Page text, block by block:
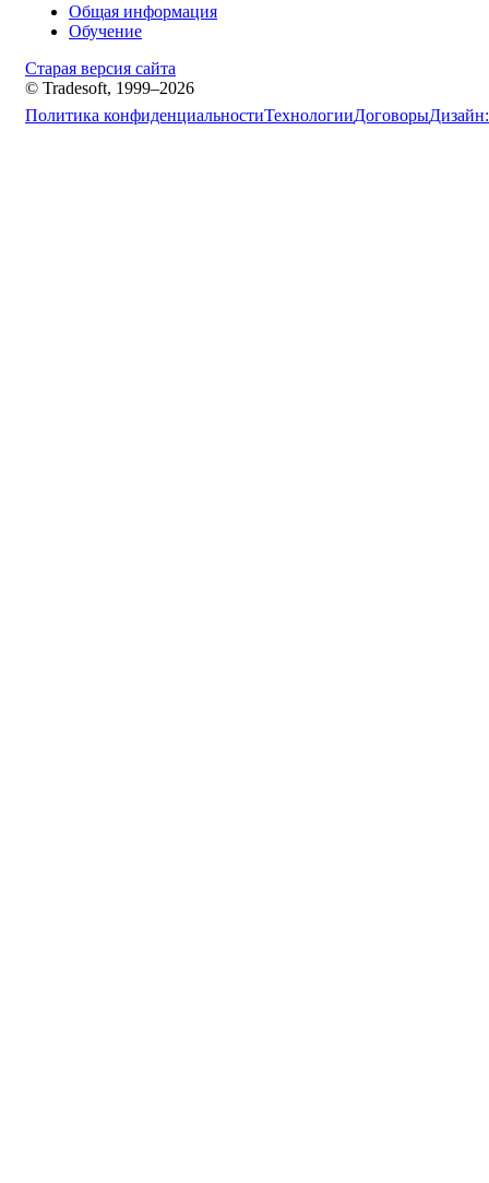
Общая информация
Обучение
Старая версия сайта
© Tradesoft, 1999–2026
Политика конфиденциальностиТехнологииДоговорыДизайн: